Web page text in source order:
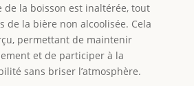
de la boisson est inaltérée, tout
de la bière non alcoolisée. Cela
permettant de maintenir
et de participer à la
sans briser l’atmosphère.